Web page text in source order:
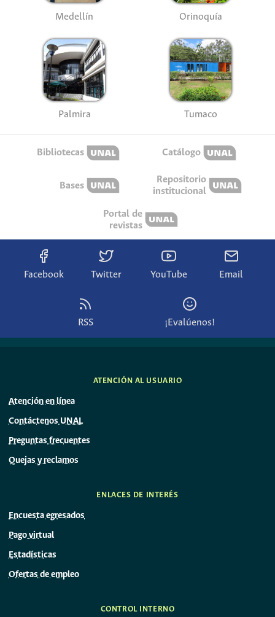
Medellín Orinoquía
Palmira Tumaco
Bibliotecas Catálogo
Bases
Repositorio
institucional
Portal de
revistas
Facebook Twitter YouTube Email
RSS ¡Evalúenos!
ATENCIÓN AL USUARIO
Atención en línea
Contáctenos UNAL
Preguntas frecuentes
Quejas y reclamos
ENLACES DE INTERÉS
Encuesta egresados
Pago virtual
Estadísticas
Ofertas de empleo
CONTROL INTERNO